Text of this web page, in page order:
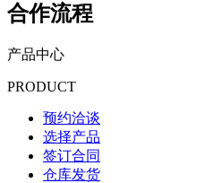
合作流程
产品中心
PRODUCT
预约洽谈
选择产品
签订合同
仓库发货